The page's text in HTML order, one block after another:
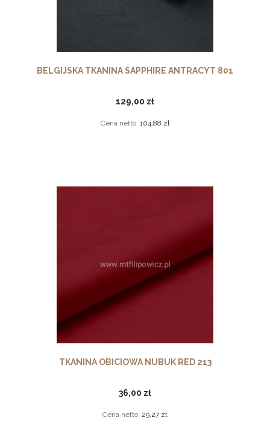
BELGIJSKA TKANINA SAPPHIRE ANTRACYT 801
129,00 zł
Cena netto: 104,88 zł
TKANINA OBICIOWA NUBUK RED 213
36,00 zł
Cena netto: 29,27 zł